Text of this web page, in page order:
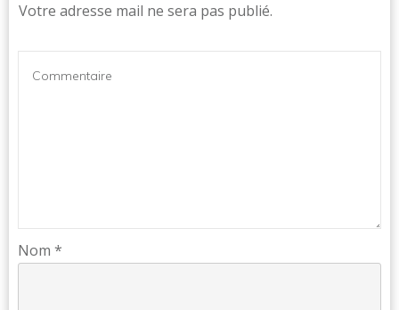
Votre adresse mail ne sera pas publié.
Nom *